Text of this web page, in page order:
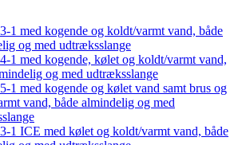
1 med kogende og koldt/varmt vand, både
og med udtræksslange
1 med kogende, kølet og koldt/varmt vand,
og med udtræksslange
1 med kogende og kølet vand samt brus og
vand, både almindelig og med
1 ICE med kølet og koldt/varmt vand, både